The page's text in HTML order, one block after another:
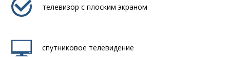
телевизор с плоским экраном
спутниковое телевидение